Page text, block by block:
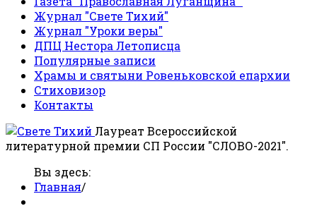
Журнал "Свете Тихий"
Журнал "Уроки веры"
ДПЦ Нестора Летописца
Популярные записи
Храмы и святыни Ровеньковской епархии
Стиховизор
Контакты
Лауреат Всероссийской
литературной премии СП России "СЛОВО-2021".
Вы здесь:
Главная/